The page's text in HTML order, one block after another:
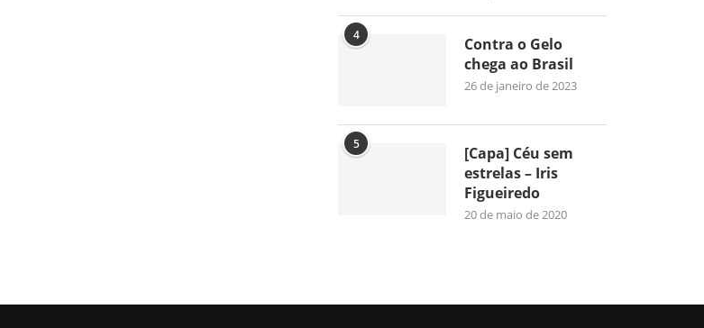
4
Contra o Gelo
chega ao Brasil
26 de janeiro de 2023
5
[Capa] Céu sem
estrelas – Iris
Figueiredo
20 de maio de 2020